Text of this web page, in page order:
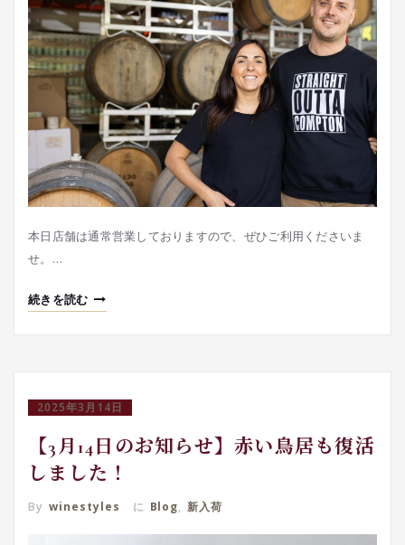
本日店舗は通常営業しておりますので、ぜひご利用くださいま
せ。…
続きを読む
2025年3月14日
【3月14日のお知らせ】赤い鳥居も復活
しました！
By winestyles に Blog, 新入荷